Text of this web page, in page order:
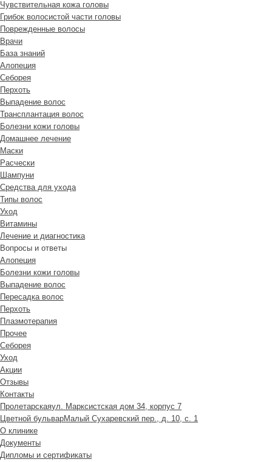
Чувствительная кожа головы
Грибок волосистой части головы
Поврежденные волосы
Врачи
База знаний
Алопеция
Себорея
Перхоть
Выпадение волос
Трансплантация волос
Болезни кожи головы
Домашнее лечение
Маски
Расчески
Шампуни
Средства для ухода
Типы волос
Уход
Витамины
Лечение и диагностика
Вопросы и ответы
Алопеция
Болезни кожи головы
Выпадение волос
Пересадка волос
Перхоть
Плазмотерапия
Прочее
Себорея
Уход
Акции
Отзывы
Контакты
Пролетарскаяул. Марксистская дом 34, корпус 7
Цветной бульварМалый Сухаревский пер., д. 10, с. 1
О клинике
Документы
Дипломы и сертификаты